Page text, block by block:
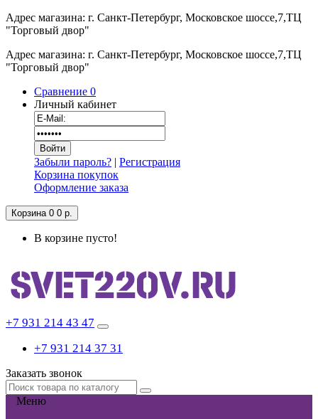
Адрес магазина: г. Санкт-Петербург, Московское шоссе,7,ТЦ
"Торговый двор"
Адрес магазина: г. Санкт-Петербург, Московское шоссе,7,ТЦ
"Торговый двор"
Сравнение 0
Личный кабинет
Забыли пароль? | Регистрация
Корзина покупок
Оформление заказа
Корзина 0 0 р.
В корзине пусто!
+7 931 214 43 47
+7 931 214 37 31
Заказать звонок
Меню